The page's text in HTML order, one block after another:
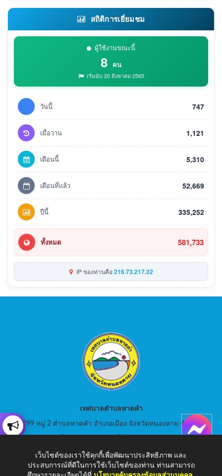
สถิติการเยี่ยมชม
ผู้ใช้งานขณะนี้
8 คน
เริ่มนับ 20 สิงหาคม 2565
วันนี้ 747
เมื่อวาน 1,121
เดือนนี้ 5,310
เดือนที่แล้ว 52,669
ปีนี้ 335,252
ทั้งหมด 581,733
IP ของท่านคือ216.73.217.32
เทศบาลตำบลหาดคำ
999 หมู่ 2 ตำบลหาดคำ อำเภอเมือง จังหวัดหนองคาย 43000
E-Mail: saraban_05430105@dla.go.th
เว็บไซต์ของเราใช้คุกกี้เพื่อพัฒนาประสิทธิภาพ และ
ประสบการณ์ที่ดีในการใช้เว็บไซต์ของท่าน ท่านสามารถ